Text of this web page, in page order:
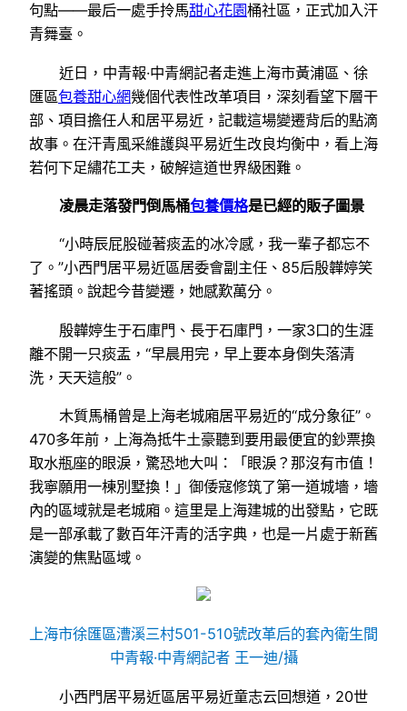
句點——最后一處手拎馬甜心花園桶社區，正式加入汗
青舞臺。
近日，中青報·中青網記者走進上海市黃浦區、徐
匯區包養甜心網幾個代表性改革項目，深刻看望下層干
部、項目擔任人和居平易近，記載這場變遷背后的點滴
故事。在汗青風采維護與平易近生改良均衡中，看上海
若何下足繡花工夫，破解這道世界級困難。
凌晨走落發門倒馬桶包養價格是已經的販子圖景
“小時辰屁股碰著痰盂的冰冷感，我一輩子都忘不
了。”小西門居平易近區居委會副主任、85后殷韡婷笑
著搖頭。說起今昔變遷，她感歎萬分。
殷韡婷生于石庫門、長于石庫門，一家3口的生涯
離不開一只痰盂，“早晨用完，早上要本身倒失落清
洗，天天這般”。
木質馬桶曾是上海老城廂居平易近的“成分象征”。
470多年前，上海為抵牛土豪聽到要用最便宜的鈔票換
取水瓶座的眼淚，驚恐地大叫：「眼淚？那沒有市值！
我寧願用一棟別墅換！」御倭寇修筑了第一道城墻，墻
內的區域就是老城廂。這里是上海建城的出發點，它既
是一部承載了數百年汗青的活字典，也是一片處于新舊
演變的焦點區域。
上海市徐匯區漕溪三村501-510號改革后的套內衛生間
中青報·中青網記者 王一迪/攝
小西門居平易近區居平易近童志云回想道，20世